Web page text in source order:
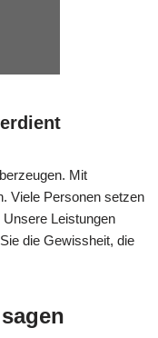
Mit
Viele Personen setzen
Leistungen
die Gewissheit, die